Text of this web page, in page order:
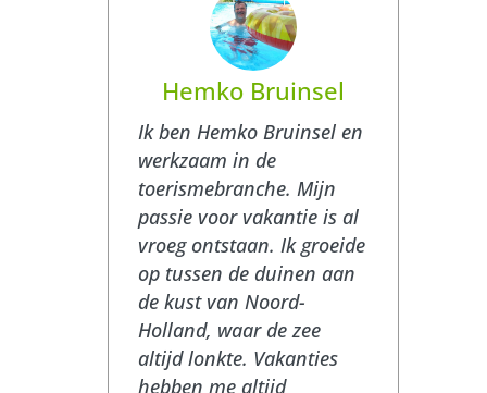
Hemko Bruinsel
Ik ben Hemko Bruinsel en
werkzaam in de
toerismebranche. Mijn
passie voor vakantie is al
vroeg ontstaan. Ik groeide
op tussen de duinen aan
de kust van Noord-
Holland, waar de zee
altijd lonkte. Vakanties
hebben me altijd